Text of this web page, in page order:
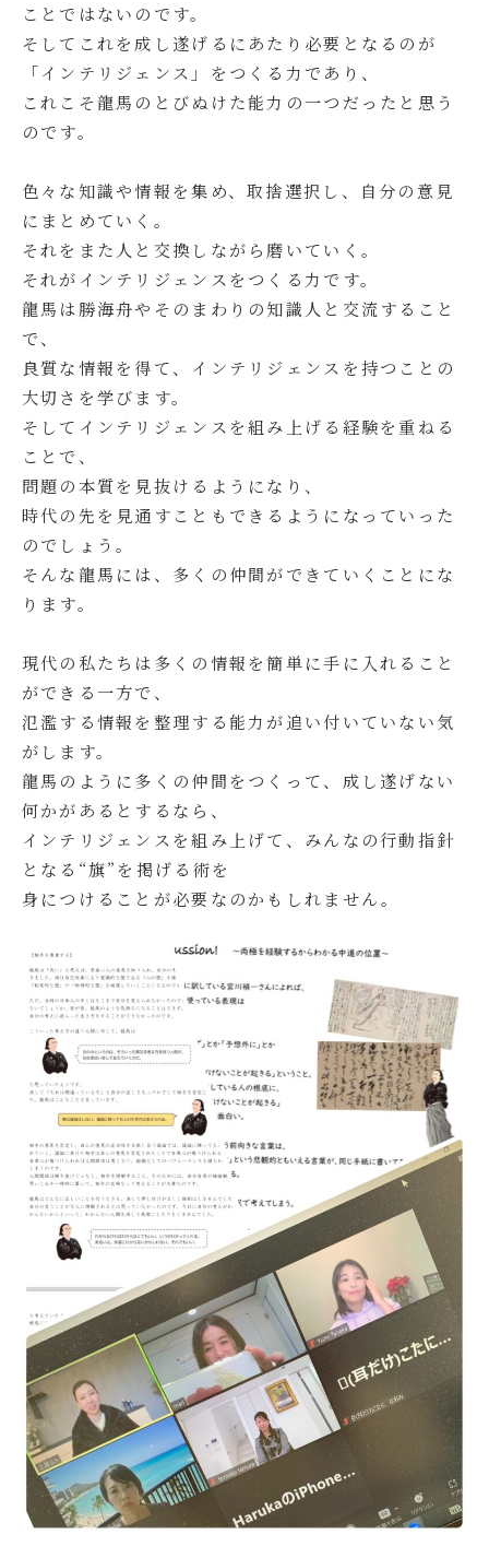
ことではないのです。
そしてこれを成し遂げるにあたり必要となるのが
「インテリジェンス」をつくる力であり、
これこそ龍馬のとびぬけた能力の一つだったと思う
のです。
色々な知識や情報を集め、取捨選択し、自分の意見
にまとめていく。
それをまた人と交換しながら磨いていく。
それがインテリジェンスをつくる力です。
龍馬は勝海舟やそのまわりの知識人と交流すること
で、
良質な情報を得て、インテリジェンスを持つことの
大切さを学びます。
そしてインテリジェンスを組み上げる経験を重ねる
ことで、
問題の本質を見抜けるようになり、
時代の先を見通すこともできるようになっていった
のでしょう。
そんな龍馬には、多くの仲間ができていくことにな
ります。
現代の私たちは多くの情報を簡単に手に入れること
ができる一方で、
氾濫する情報を整理する能力が追い付いていない気
がします。
龍馬のように多くの仲間をつくって、成し遂げない
何かがあるとするなら、
インテリジェンスを組み上げて、みんなの行動指針
となる“旗”を掲げる術を
身につけることが必要なのかもしれません。